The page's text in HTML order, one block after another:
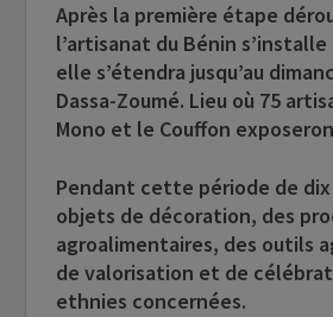
Après la première étape
l’artisanat du Bénin
elle s’étendra jusqu’au
Dassa-Zoumé. Lieu où 75
Mono et le Couffon
Pendant cette période de dix
objets de décoration, des
agroalimentaires, des outils
de valorisation et de
ethnies concernées.